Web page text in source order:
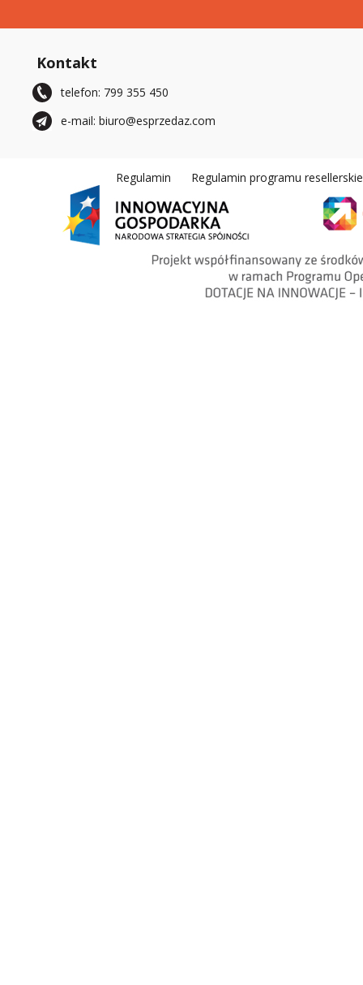
Kontakt
telefon: 799 355 450
e-mail: biuro@esprzedaz.com
Regulamin Regulamin programu